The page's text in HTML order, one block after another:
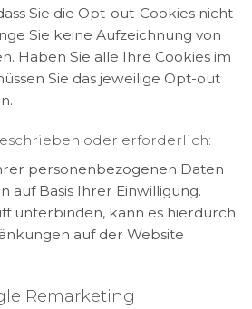
Sie die Opt-out-Cookies nicht
Sie keine Aufzeichnung von
Haben Sie alle Ihre Cookies im
Sie das jeweilige Opt-out
oder erforderlich:
personenbezogenen Daten
auf Basis Ihrer Einwilligung.
unterbinden, kann es hierdurch
auf der Website
Remarketing